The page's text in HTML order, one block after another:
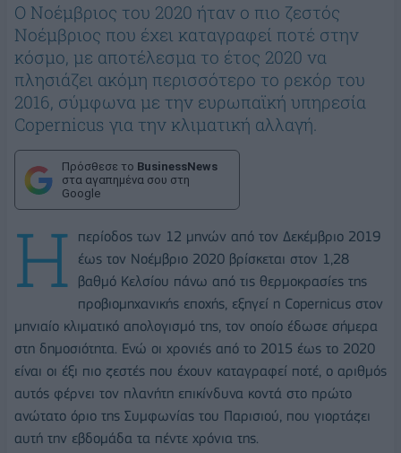
Ο Νοέμβριος του 2020 ήταν ο πιο ζεστός
Νοέμβριος που έχει καταγραφεί ποτέ στην
κόσμο, με αποτέλεσμα το έτος 2020 να
πλησιάζει ακόμη περισσότερο το ρεκόρ του
2016, σύμφωνα με την ευρωπαϊκή υπηρεσία
Copernicus για την κλιματική αλλαγή.
Πρόσθεσε το BusinessNews
στα αγαπημένα σου στη
Google
Η
περίοδος των 12 μηνών από τον Δεκέμβριο 2019
έως τον Νοέμβριο 2020 βρίσκεται στον 1,28
βαθμό Κελσίου πάνω από τις θερμοκρασίες της
προβιομηχανικής εποχής, εξηγεί η Copernicus στον
μηνιαίο κλιματικό απολογισμό της, τον οποίο έδωσε σήμερα
στη δημοσιότητα. Ενώ οι χρονιές από το 2015 έως το 2020
είναι οι έξι πιο ζεστές που έχουν καταγραφεί ποτέ, ο αριθμός
αυτός φέρνει τον πλανήτη επικίνδυνα κοντά στο πρώτο
ανώτατο όριο της Συμφωνίας του Παρισιού, που γιορτάζει
αυτή την εβδομάδα τα πέντε χρόνια της.